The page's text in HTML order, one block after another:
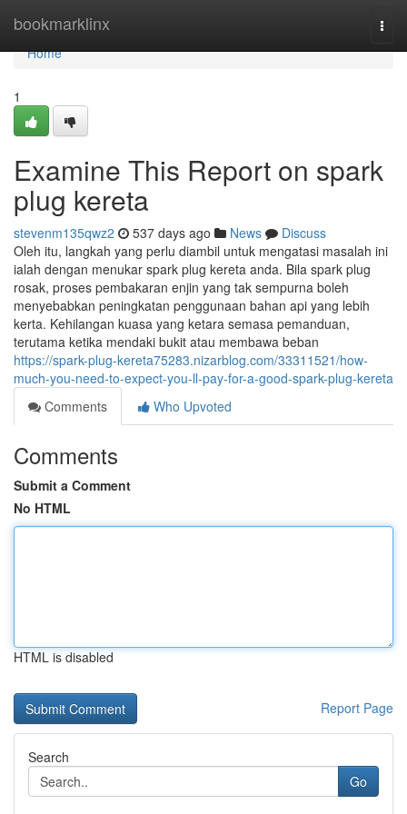
bookmarklinx
Home
Home
1
Examine This Report on spark
plug kereta
stevenm135qwz2 537 days ago News
Discuss
Oleh itu, langkah yang perlu diambil untuk mengatasi masalah ini
ialah dengan menukar spark plug kereta anda. Bila spark plug
rosak, proses pembakaran enjin yang tak sempurna boleh
menyebabkan peningkatan penggunaan bahan api yang lebih
kerta. Kehilangan kuasa yang ketara semasa pemanduan,
terutama ketika mendaki bukit atau membawa beban
https://spark-plug-kereta75283.nizarblog.com/33311521/how-
much-you-need-to-expect-you-ll-pay-for-a-good-spark-plug-kereta
Comments
Who Upvoted
Comments
Submit a Comment
No HTML
HTML is disabled
Report Page
Search
Go